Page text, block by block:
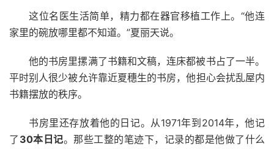
这位名医生活简单，精力都在器官移植工作上。“他连
家里的碗放哪里都不知道。”夏丽天说。
他的书房里摞满了书籍和文稿，连床都被书占了一半。
平时别人很少被允许靠近夏穗生的书房，他担心会扰乱屋内
书籍摆放的秩序。
书房里还存放着他的日记。从1971年到2014年，他记
了 30本日记。那些工整的笔迹下，记录的都是他做了什么